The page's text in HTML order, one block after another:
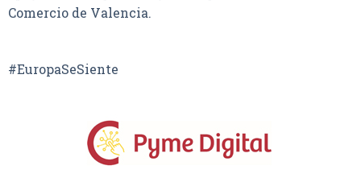
Comercio de Valencia.
#EuropaSeSiente